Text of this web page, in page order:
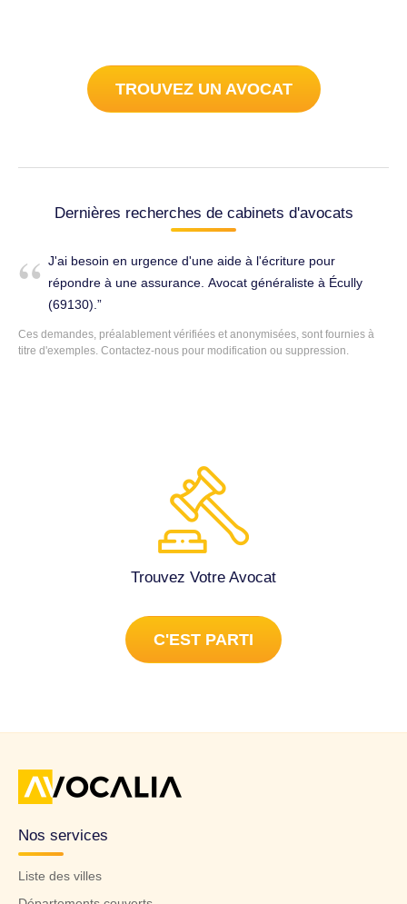
TROUVEZ UN AVOCAT
Dernières recherches de cabinets d'avocats
J'ai besoin en urgence d'une aide à l'écriture pour
répondre à une assurance. Avocat généraliste à Écully
(69130).
Ces demandes, préalablement vérifiées et anonymisées, sont fournies à
titre d'exemples. Contactez-nous pour modification ou suppression.
Trouvez Votre Avocat
C'EST PARTI
Nos services
Liste des villes